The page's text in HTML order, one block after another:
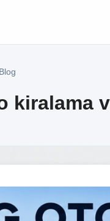
kiralama